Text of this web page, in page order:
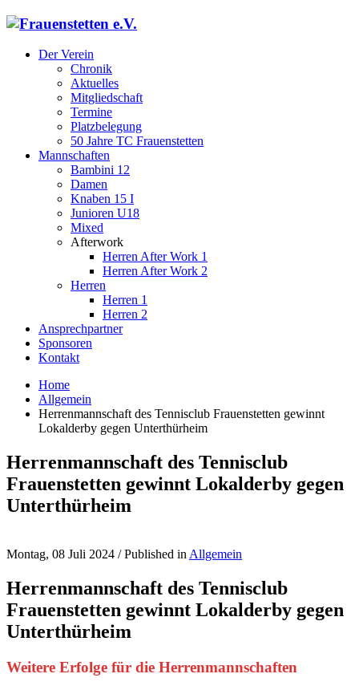
Der Verein
Chronik
Aktuelles
Mitgliedschaft
Termine
Platzbelegung
50 Jahre TC Frauenstetten
Mannschaften
Bambini 12
Damen
Knaben 15 I
Junioren U18
Mixed
Afterwork
Herren After Work 1
Herren After Work 2
Herren
Herren 1
Herren 2
Ansprechpartner
Sponsoren
Kontakt
Home
Allgemein
Herrenmannschaft des Tennisclub Frauenstetten gewinnt
Lokalderby gegen Unterthürheim
Herrenmannschaft des Tennisclub
Frauenstetten gewinnt Lokalderby gegen
Unterthürheim
Montag, 08 Juli 2024 /Published in Allgemein
Herrenmannschaft des Tennisclub
Frauenstetten gewinnt Lokalderby gegen
Unterthürheim
Weitere Erfolge für die Herrenmannschaften